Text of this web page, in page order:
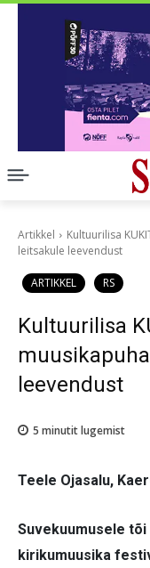
Artikkel
Kultuurilisa
leitsakule leevendust
ARTIKKEL RS
Kultuurilisa
leevendust
5 minutit lugemist
Teele Ojasalu,
Suvekuumusele
kirikumuusika